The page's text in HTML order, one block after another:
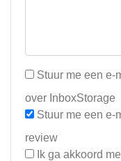
Stuur me een e-
over InboxStorage
Stuur me een e-
review
Ik ga akkoord